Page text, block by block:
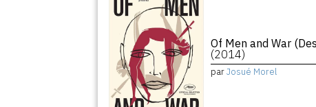
Of Men and War
(2014)
parJosué Morel